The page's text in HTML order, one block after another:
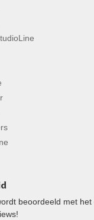
beoordeeld met het